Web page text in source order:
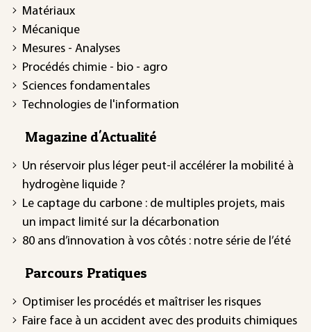
Matériaux
Mécanique
Mesures - Analyses
Procédés chimie - bio - agro
Sciences fondamentales
Technologies de l'information
Magazine d'Actualité
Un réservoir plus léger peut-il accélérer la mobilité à
hydrogène liquide ?
Le captage du carbone : de multiples projets, mais
un impact limité sur la décarbonation
80 ans d’innovation à vos côtés : notre série de l’été
Parcours Pratiques
Optimiser les procédés et maîtriser les risques
Faire face à un accident avec des produits chimiques